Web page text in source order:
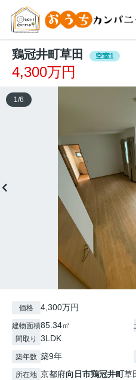
鶏冠井町草田 空室1
4,300万円
1 /6
価格 4,300万円
建物面積85.34㎡
間取り 3LDK
築年数 築9年
所在地 京都府向日市鶏冠井町草